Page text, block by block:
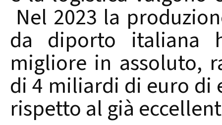
Nel 2023 la
da diporto italiana
migliore in assoluto,
di 4 miliardi di euro di
rispetto al già